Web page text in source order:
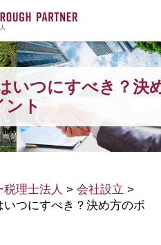
いつにすべき？決
ント
理士法人 > 会社設立 >
いつにすべき？決め方のポ